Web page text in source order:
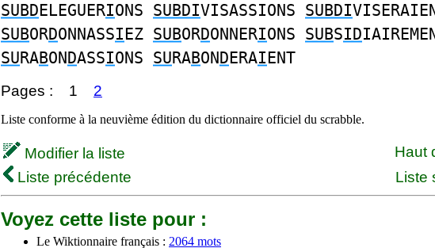
SUBDELEGUERIONS SUBDIVISASSIONS SUBDI
SUBORDONNASSIEZ SUBORDONNERIONS SUBSID
SURABONDASSIONS SURABONDERAIENT
Pages : 1 2
Liste conforme à la neuvième édition du dictionnaire officiel du scrabble.
Modifier la liste
Haut
Liste précédente
Liste
Voyez cette liste pour :
Le Wiktionnaire français : 2064 mots